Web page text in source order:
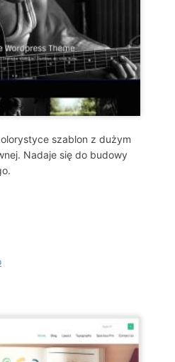
szablon z dużym
Nadaje się do budowy